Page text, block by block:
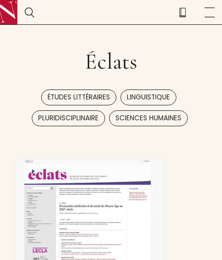
Éclats
ÉTUDES LITTÉRAIRES , LINGUISTIQUE
PLURIDISCIPLINAIRE SCIENCES HUMAINES